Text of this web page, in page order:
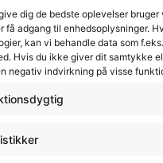
dig de bedste oplevelser
få adgang til enhedsoplysninger.
kan vi behandle data som
Hvis du ikke giver dit samtykke
negativ indvirkning på visse
INTERFJORD
Przemysłowa 12
PL-30-701 Kraków
Tel: +48 12 3462944